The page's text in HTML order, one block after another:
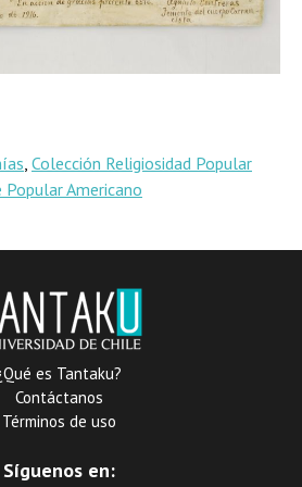
, Colección Religiosidad Popular
Americano
es Tantaku?
Contáctanos
Términos de uso
Síguenos en: